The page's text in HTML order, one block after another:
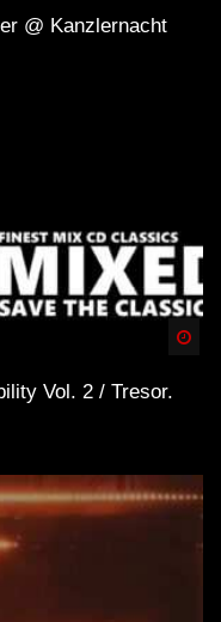
@ Kanzlernacht
Vol. 2 / Tresor.